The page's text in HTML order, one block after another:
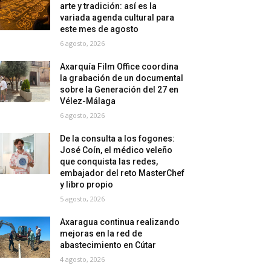
arte y tradición: así es la
variada agenda cultural para
este mes de agosto
6 agosto, 2026
Axarquía Film Office coordina
la grabación de un documental
sobre la Generación del 27 en
Vélez-Málaga
6 agosto, 2026
De la consulta a los fogones:
José Coín, el médico veleño
que conquista las redes,
embajador del reto MasterChef
y libro propio
5 agosto, 2026
Axaragua continua realizando
mejoras en la red de
abastecimiento en Cútar
4 agosto, 2026